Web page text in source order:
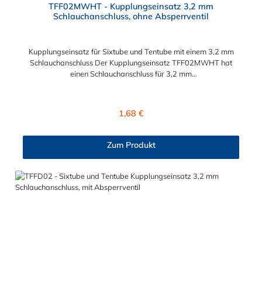
TFF02MWHT - Kupplungseinsatz 3,2 mm
Schlauchanschluss, ohne Absperrventil
Kupplungseinsatz für Sixtube und Tentube mit einem 3,2 mm
Schlauchanschluss Der Kupplungseinsatz TFF02MWHT hat
einen Schlauchanschluss für 3,2 mm
Regulärer Preis:
1,68 €
Zum Produkt